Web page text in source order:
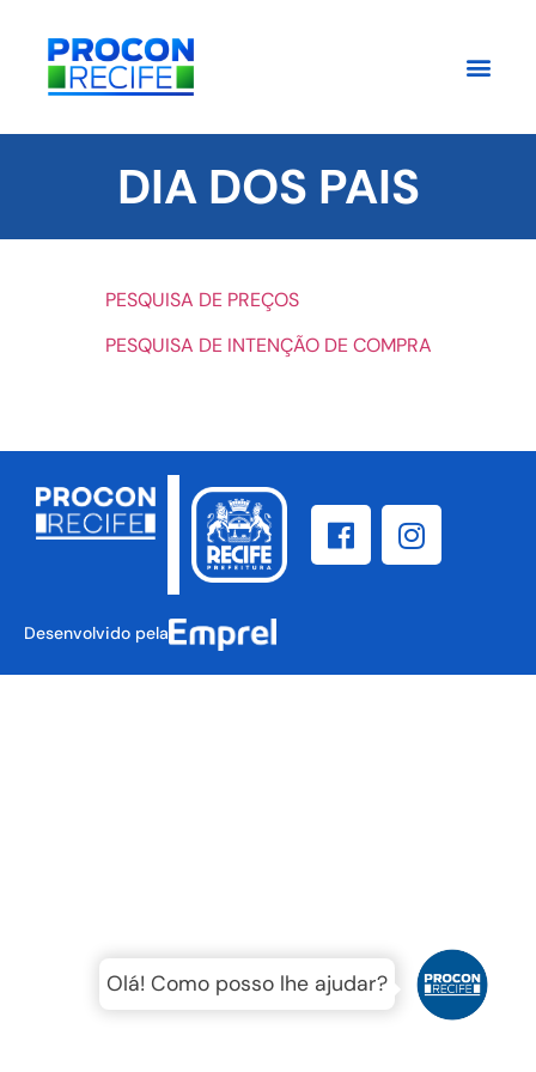
DIA DOS PAIS
PESQUISA DE PREÇOS
PESQUISA DE INTENÇÃO DE COMPRA
Desenvolvido pela
Olá! Como posso lhe ajudar?